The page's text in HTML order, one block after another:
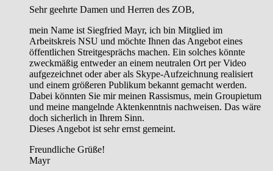
Sehr geehrte Damen und Herren des ZOB,
mein Name ist Siegfried Mayr, ich bin Mitglied im
Arbeitskreis NSU und möchte Ihnen das Angebot eines
öffentlichen Streitgesprächs machen. Ein solches könnte
zweckmäßig entweder an einem neutralen Ort per Video
aufgezeichnet oder aber als Skype-Aufzeichnung realisiert
und einem größeren Publikum bekannt gemacht werden.
Dabei könnten Sie mir meinen Rassismus, mein Groupietum
und meine mangelnde Aktenkenntnis nachweisen. Das wäre
doch sicherlich in Ihrem Sinn.
Dieses Angebot ist sehr ernst gemeint.
Freundliche Grüße!
Mayr